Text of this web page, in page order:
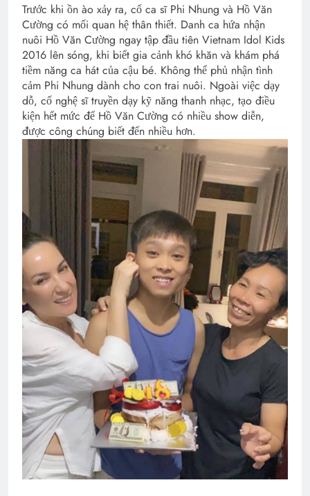
Trước khi ồn ào xảy ra, cố ca sĩ Phi Nhung và Hồ Văn
Cường có mối quan hệ thân thiết. Danh ca hứa nhận
nuôi Hồ Văn Cường ngay tập đầu tiên Vietnam Idol Kids
2016 lên sóng, khi biết gia cảnh khó khăn và khám phá
tiềm năng ca hát của cậu bé. Không thể phủ nhận tình
cảm Phi Nhung dành cho con trai nuôi. Ngoài việc dạy
dỗ, cố nghệ sĩ truyền dạy kỹ năng thanh nhạc, tạo điều
kiện hết mức để Hồ Văn Cường có nhiều show diễn,
được công chúng biết đến nhiều hơn.